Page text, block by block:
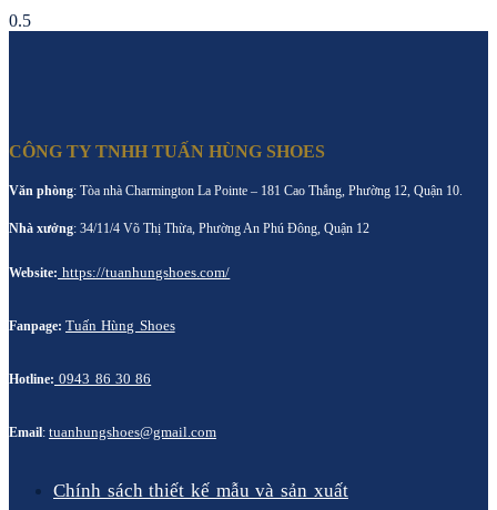
CÔNG TY TNHH TUẤN HÙNG SHOES
Văn phòng: Tòa nhà Charmington La Pointe – 181 Cao Thắng, Phường 12, Quận 10.
Nhà xưởng: 34/11/4 Võ Thị Thừa, Phường An Phú Đông, Quận 12
Website: https://tuanhungshoes.com/
Fanpage: Tuấn Hùng Shoes
Hotline: 0943 86 30 86
Email: tuanhungshoes@gmail.com
Chính sách thiết kế mẫu và sản xuất